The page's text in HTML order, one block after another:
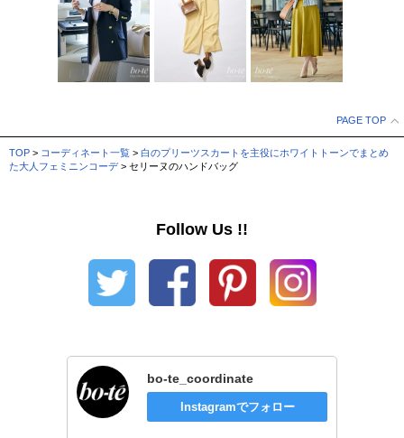
PAGE TOP
TOP > コーディネート一覧 > 白のプリーツスカートを主役にホワイトトーンでまとめ
た大人フェミニンコーデ > セリーヌのハンドバッグ
Follow Us !!
bo-te_coordinate
Instagramでフォロー